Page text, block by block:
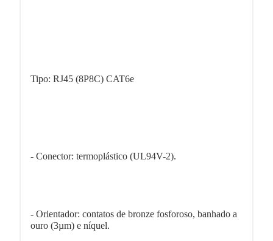
Tipo: RJ45 (8P8C) CAT6e
- Conector: termoplástico (UL94V-2).
- Orientador: contatos de bronze fosforoso, banhado a
ouro (3µm) e níquel.